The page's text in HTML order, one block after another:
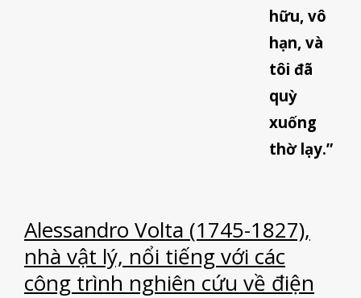
hữu, vô
hạn, và
tôi đã
quỳ
xuống
thờ lạy.”
Alessandro Volta (1745-1827),
nhà vật lý, nổi tiếng với các
công trình nghiên cứu về điện